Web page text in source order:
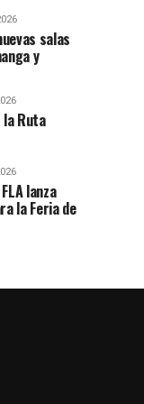
salas
y
Ruta
lanza
la Feria de